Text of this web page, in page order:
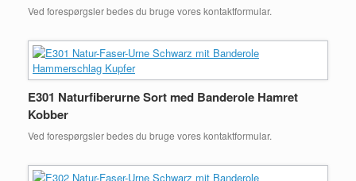
Ved forespørgsler bedes du bruge vores kontaktformular.
E301 Naturfiberurne Sort med Banderole Hamret
Kobber
Ved forespørgsler bedes du bruge vores kontaktformular.